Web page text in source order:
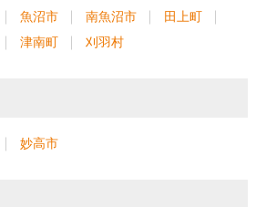
魚沼市 南魚沼市
田上町
津南町 刈羽村
妙高市